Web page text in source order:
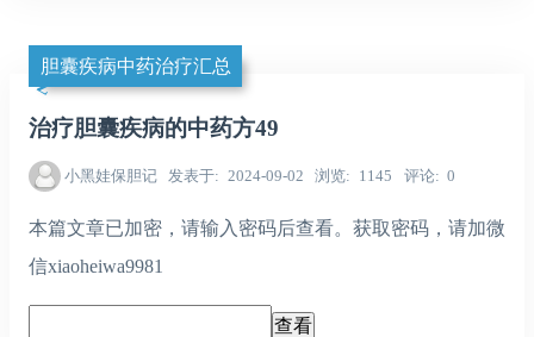
胆囊疾病中药治疗汇总
治疗胆囊疾病的中药方49
小黑娃保胆记 发表于 2024-09-02 浏览 1145 评论 0
本篇文章已加密，请输入密码后查看。获取密码，请加微
信xiaoheiwa9981